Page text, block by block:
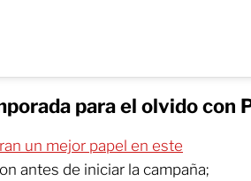
para el olvido con
un mejor papel en este
antes de iniciar la campaña;